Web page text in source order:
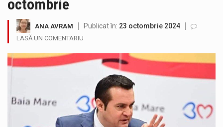
Deputatul AUR de Maramureș, Daniel Ciornei, critică modul în care Parlamentul este chemat să ratifice acordul de împrumut în valoare…
Suntem în plină vară și nimic nu e mai frumos decat să ai locuința plină de flori proaspete și plante…
octombrie
ANA AVRAM Publicat în: 23 octombrie 2024
LASĂ UN COMENTARIU